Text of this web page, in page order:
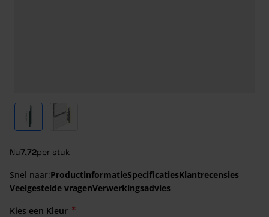
View larger imageView larger image
Nu7,72per stuk
Snel naar:ProductinformatieSpecificatiesKlantrecensies
Veelgestelde vragenVerwerkingsadvies
Kies een Kleur